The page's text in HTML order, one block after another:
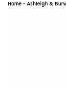
Home - Ashleigh &